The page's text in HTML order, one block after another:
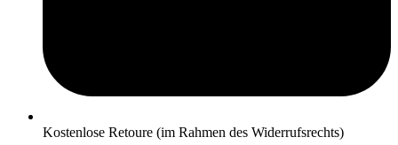
Kostenlose Retoure (im Rahmen des Widerrufsrechts)